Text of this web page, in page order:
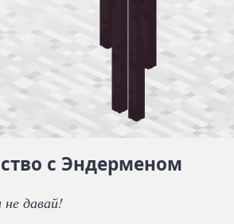
с Эндерменом
не давай!